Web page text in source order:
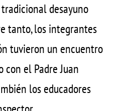
desayuno
tanto, los integrantes
tuvieron un encuentro
con el Padre Juan
los educadores